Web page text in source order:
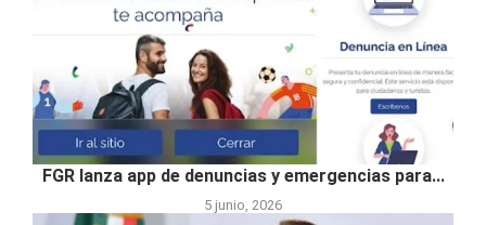
FGR lanza app de denuncias y emergencias para...
5 junio, 2026